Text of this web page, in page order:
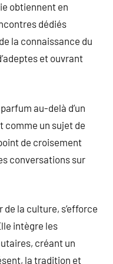
obtiennent en
dédiés
la connaissance du
et ouvrant
au-delà d’un
comme un sujet de
de croisement
conversations sur
la culture, s’efforce
intègre les
créant un
la tradition et